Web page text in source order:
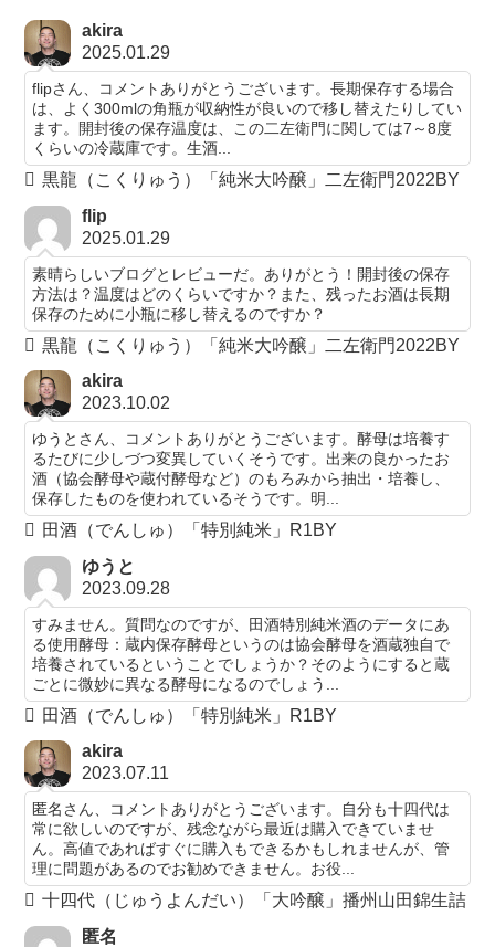
akira
2025.01.29
flipさん、コメントありがとうございます。長期保存する場合
は、よく300mlの角瓶が収納性が良いので移し替えたりしてい
ます。開封後の保存温度は、この二左衛門に関しては7～8度
くらいの冷蔵庫です。生酒...
黒龍（こくりゅう）「純米大吟醸」二左衛門2022BY
flip
2025.01.29
素晴らしいブログとレビューだ。ありがとう！開封後の保存
方法は？温度はどのくらいですか？また、残ったお酒は長期
保存のために小瓶に移し替えるのですか？
黒龍（こくりゅう）「純米大吟醸」二左衛門2022BY
akira
2023.10.02
ゆうとさん、コメントありがとうございます。酵母は培養す
るたびに少しづつ変異していくそうです。出来の良かったお
酒（協会酵母や蔵付酵母など）のもろみから抽出・培養し、
保存したものを使われているそうです。明...
田酒（でんしゅ）「特別純米」R1BY
ゆうと
2023.09.28
すみません。質問なのですが、田酒特別純米酒のデータにあ
る使用酵母：蔵内保存酵母というのは協会酵母を酒蔵独自で
培養されているということでしょうか？そのようにすると蔵
ごとに微妙に異なる酵母になるのでしょう...
田酒（でんしゅ）「特別純米」R1BY
akira
2023.07.11
匿名さん、コメントありがとうございます。自分も十四代は
常に欲しいのですが、残念ながら最近は購入できていませ
ん。高値であればすぐに購入もできるかもしれませんが、管
理に問題があるのでお勧めできません。お役...
十四代（じゅうよんだい）「大吟醸」播州山田錦生詰
匿名